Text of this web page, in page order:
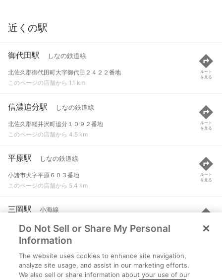
近くの駅
御代田駅 しなの鉄道線
北佐久郡御代田町大字御代田２４２２番地
このページの店舗から 1.1 km
ルート
を見る
信濃追分駅 しなの鉄道線
北佐久郡軽井沢町追分１０９２番地
このページの店舗から 4.5 km
ルート
を見る
平原駅 しなの鉄道線
小諸市大字平原６０３番地
このページの店舗から 5.4 km
ルート
を見る
三岡駅 小海線
小諸市森山
このページの店舗から 6.1 km
ルート
を見る
乙女駅 小海線
小諸市東山
Do Not Sell or Share My Personal
Information
The website uses cookies to enhance site navigation,
analyze site usage, and assist in our marketing efforts.
We also sell or share information about your use of our